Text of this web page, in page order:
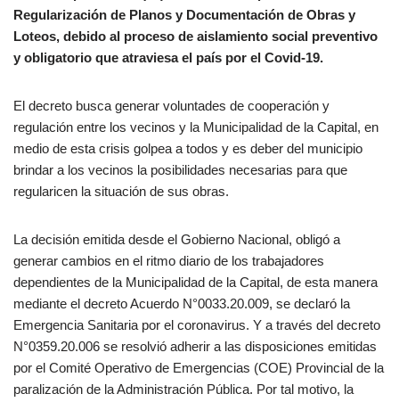
Regularización de Planos y Documentación de Obras y
Loteos, debido al proceso de aislamiento social preventivo
y obligatorio que atraviesa el país por el Covid-19.
El decreto busca generar voluntades de cooperación y
regulación entre los vecinos y la Municipalidad de la Capital, en
medio de esta crisis golpea a todos y es deber del municipio
brindar a los vecinos la posibilidades necesarias para que
regularicen la situación de sus obras.
La decisión emitida desde el Gobierno Nacional, obligó a
generar cambios en el ritmo diario de los trabajadores
dependientes de la Municipalidad de la Capital, de esta manera
mediante el decreto Acuerdo N°0033.20.009, se declaró la
Emergencia Sanitaria por el coronavirus. Y a través del decreto
N°0359.20.006 se resolvió adherir a las disposiciones emitidas
por el Comité Operativo de Emergencias (COE) Provincial de la
paralización de la Administración Pública. Por tal motivo, la